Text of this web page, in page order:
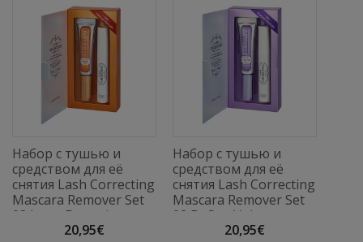
Набор с тушью и
средством для её
снятия Lash Correcting
Mascara Remover Set
03 Long Extension
20,95€
Набор с тушью и
средством для её
снятия Lash Correcting
Mascara Remover Set
02 Define Volume
20,95€